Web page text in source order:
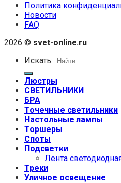
Политика
Новости
FAQ
2026 © svet-online.ru
Искать:
Люстры
СВЕТИЛЬНИКИ
БРА
Точечные светильники
Настольные лампы
Торшеры
Споты
Подсветки
Лента
Треки
Уличное освещение